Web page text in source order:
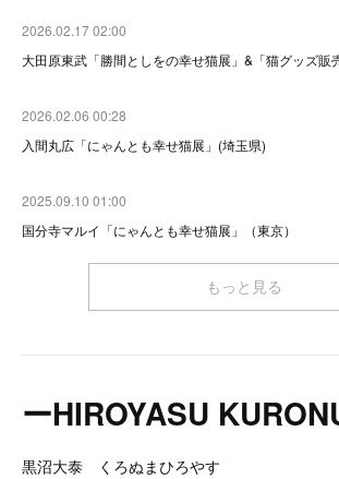
2026.02.17 02:00
大田原東武「勝間としをの幸せ猫展」&「猫グッズ販
2026.02.06 00:28
入間丸広「にゃんとも幸せ猫展」(埼玉県)
2025.09.10 01:00
国分寺マルイ「にゃんとも幸せ猫展」（東京）
もっと見る
ーHIROYASU
黒沼大泰 くろぬまひろやす